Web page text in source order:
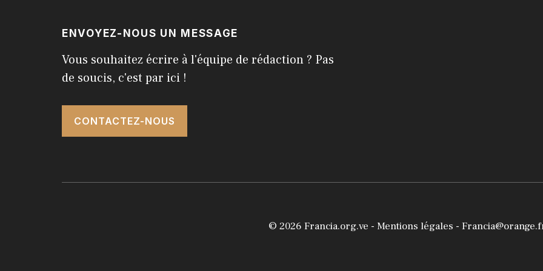
ENVOYEZ-NOUS UN MESSAGE
Vous souhaitez écrire à l'équipe de rédaction ? Pas
de soucis, c'est par ici !
CONTACTEZ-NOUS
© 2026 Francia.org.ve - Mentions légales -